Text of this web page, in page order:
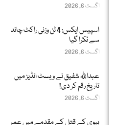
اگست 6, 2026
اسپیس ایکس: 4 ٹن وزنی راکٹ چاند
سے ٹکرا گیا
اگست 6, 2026
عبداللّٰہ شفیق نے ویسٹ انڈیز میں
تاریخ رقم کر دی!
اگست 6, 2026
بیوی کے قتل کے مقدمے میں عمر